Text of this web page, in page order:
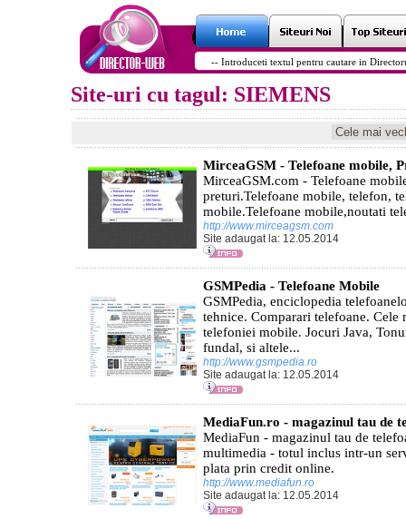
Site-uri cu tagul: SIEMENS
MirceaGSM - Telefoane mobile,
MirceaGSM.com - Telefoane
preturi.Telefoane mobile, telefon,
mobile.Telefoane mobile,noutati
http://www.mirceagsm.com
Site adaugat la: 12.05.2014
GSMPedia - Telefoane Mobile
GSMPedia, enciclopedia
tehnice. Comparari telefoane.
telefoniei mobile. Jocuri Java,
fundal, si altele...
http://www.gsmpedia.ro
Site adaugat la: 12.05.2014
MediaFun.ro - magazinul tau de
MediaFun - magazinul tau de
multimedia - totul inclus intr-un
plata prin credit online.
http://www.mediafun.ro
Site adaugat la: 12.05.2014